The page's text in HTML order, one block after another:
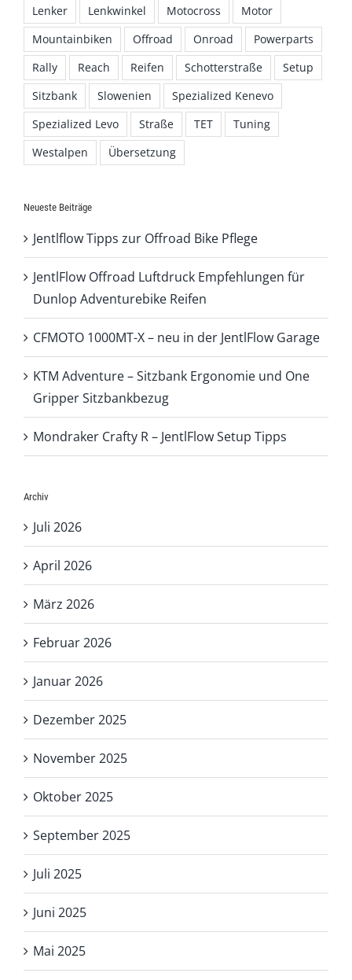
Lenker
Lenkwinkel Motocross
Motor
Mountainbiken
Offroad Onroad
Powerparts
Rally
Reach Reifen Schotterstraße
Setup
Sitzbank
Slowenien
Spezialized Kenevo
Spezialized Levo
Straße TET
Tuning
Westalpen
Übersetzung
Neueste Beiträge
Jentlflow Tipps zur Offroad Bike Pflege
JentlFlow Offroad Luftdruck Empfehlungen für
Dunlop Adventurebike Reifen
CFMOTO 1000MT-X – neu in der JentlFlow Garage
KTM Adventure – Sitzbank Ergonomie und One
Gripper Sitzbankbezug
Mondraker Crafty R – JentlFlow Setup Tipps
Archiv
Juli 2026
April 2026
März 2026
Februar 2026
Januar 2026
Dezember 2025
November 2025
Oktober 2025
September 2025
Juli 2025
Juni 2025
Mai 2025